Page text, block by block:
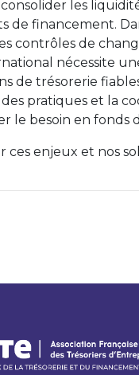
les
de financement.
contrôles de
nécessite
de trésorerie
pratiques et la
le besoin en
ces enjeux et nos